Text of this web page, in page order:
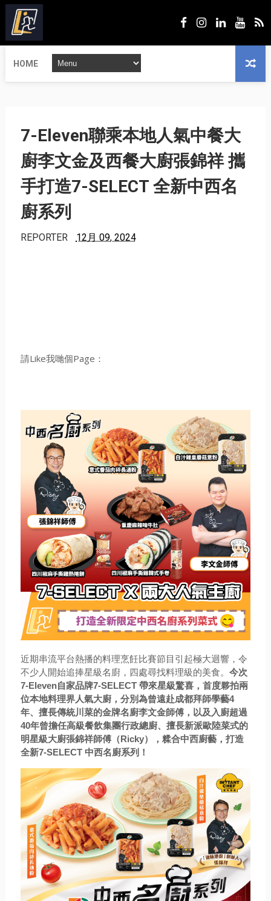
HOME
7-Eleven聯乘本地人氣中餐大
廚李文金及西餐大廚張錦祥 攜
手打造7-SELECT 全新中西名
廚系列
REPORTER 12月 09, 2024
請Like我哋個Page：
近期串流平台熱播的料理烹飪比賽節目引起極大迴響，令
不少人開始追捧星級名廚，四處尋找料理級的美食。 今次
7-Eleven自家品牌7-SELECT 帶來星級驚喜，首度夥拍兩
位本地料理界人氣大廚，分別為曾遠赴成都拜師學藝4
年、擅長傳統川菜的金牌名廚李文金師傅，以及入廚超過
40年曾擔任高級餐飲集團行政總廚、擅長新派歐陸菜式的
明星級大廚張錦祥師傅（Ricky），糅合中西廚藝，打造
全新7-SELECT 中西名廚系列！